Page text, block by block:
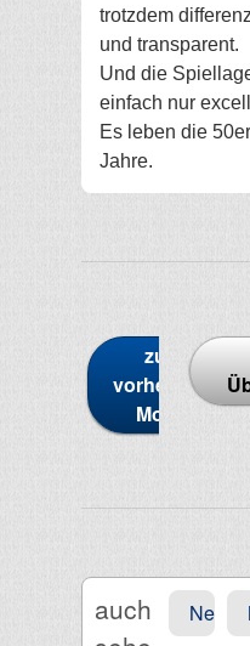
trotzdem
und transparent.
Und die
einfach nur
Es leben die 50er
Jahre.
zum
vorherigen
Model
auch
News